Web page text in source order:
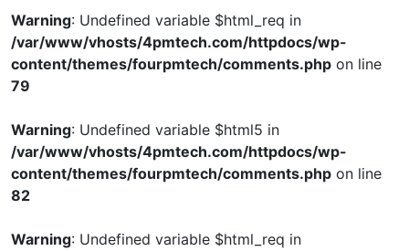
Warning: Undefined variable $html_req in
/var/www/vhosts/4pmtech.com/httpdocs/wp-
content/themes/fourpmtech/comments.php on line
79
Warning: Undefined variable $html5 in
/var/www/vhosts/4pmtech.com/httpdocs/wp-
content/themes/fourpmtech/comments.php on line
82
Warning: Undefined variable $html_req in